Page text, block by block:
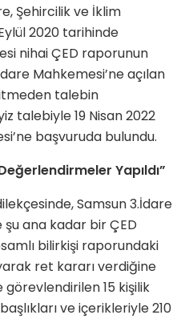
Şehircilik ve İklim
Eylül 2020 tarihinde
nihai ÇED raporunun
Mahkemesi’ne açılan
talebin
talebiyle 19 Nisan 2022
başvuruda bulundu.
Yapıldı”
Samsun 3.İdare
şu ana kadar bir ÇED
bilirkişi raporundaki
ret kararı verdiğine
15 kişilik
ve içerikleriyle 210